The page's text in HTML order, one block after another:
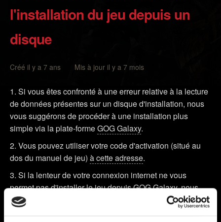
l'installation du jeu depuis un
disque
Créé il y a 7 ans Mis à jour il y a 7 mois
Si vous êtes confronté à une erreur relative à la lecture
de données présentes sur un disque d'installation, nous
vous suggérons de procéder à une installation plus
simple via la plate-formeGOG Galaxy.
Vous pouvez utiliser votre code d'activation (situé au
dos du manuel de jeu) à cette adresse.
Si la lenteur de votre connexion internet ne vous
permet pas d'installer le jeu depuis GOG Galaxy, nous
vous conseillons d'essayer les solutions suivantes :
Assurez-vous que le disque n'est pas sale ou